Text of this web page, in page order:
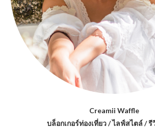
Creamii Waffle
บล็อกเกอร์ท่องเที่ยว / ไลฟ์สไตล์ / รี